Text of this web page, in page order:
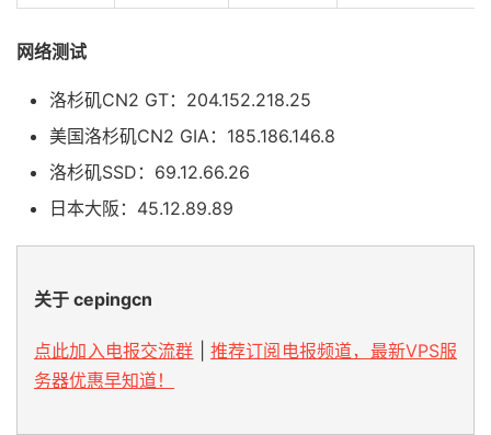
网络测试
洛杉矶CN2 GT：204.152.218.25
美国洛杉矶CN2 GIA：185.186.146.8
洛杉矶SSD：69.12.66.26
日本大阪：45.12.89.89
关于 cepingcn
点此加入电报交流群
推荐订阅电报频道，最新VPS服
务器优惠早知道！